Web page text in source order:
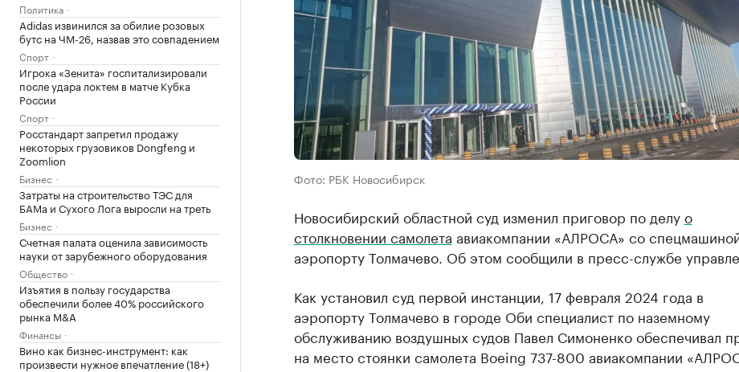
Политика
Adidas извинился за обилие розовых
бутс на ЧМ-26, назвав это совпадением
Спорт
Игрока «Зенита» госпитализировали
после удара локтем в матче Кубка
России
Спорт
Росстандарт запретил продажу
некоторых грузовиков Dongfeng и
Zoomlion
Бизнес
Затраты на строительство ТЭС для
БАМа и Сухого Лога выросли на треть
Бизнес
Счетная палата оценила зависимость
науки от зарубежного оборудования
Общество
Изъятия в пользу государства
обеспечили более 40% российского
рынка M&A
Финансы
Вино как бизнес-инструмент: как
произвести нужное впечатление (18+)
Фото: РБК Новосибирск
Новосибирский областной суд изменил приговор по делуо
столкновении самолета авиакомпании «АЛРОСА» со
аэропорту Толмачево. Об этом сообщили в пресс-службе
Как установил суд первой инстанции, 17 февраля 2024 года в
аэропорту Толмачево в городе Оби специалист по наземному
обслуживанию воздушных судов Павел Симоненко обеспечивал
на место стоянки самолета Boeing 737-800 авиакомпании